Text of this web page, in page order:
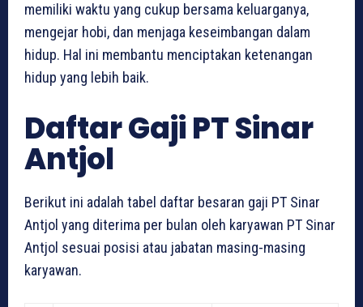
memiliki waktu yang cukup bersama keluarganya,
mengejar hobi, dan menjaga keseimbangan dalam
hidup. Hal ini membantu menciptakan ketenangan
hidup yang lebih baik.
Daftar Gaji PT Sinar
Antjol
Berikut ini adalah tabel daftar besaran gaji PT Sinar
Antjol yang diterima per bulan oleh karyawan PT Sinar
Antjol sesuai posisi atau jabatan masing-masing
karyawan.